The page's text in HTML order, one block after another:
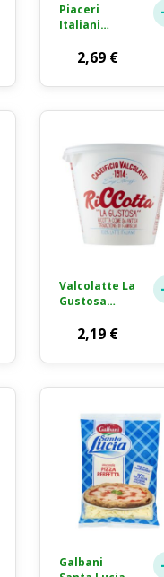
Piaceri
Italiani
Fior di Latte
2,69 €
Valcolatte La
Gustosa
Fresca 250g
2,19 €
Galbani